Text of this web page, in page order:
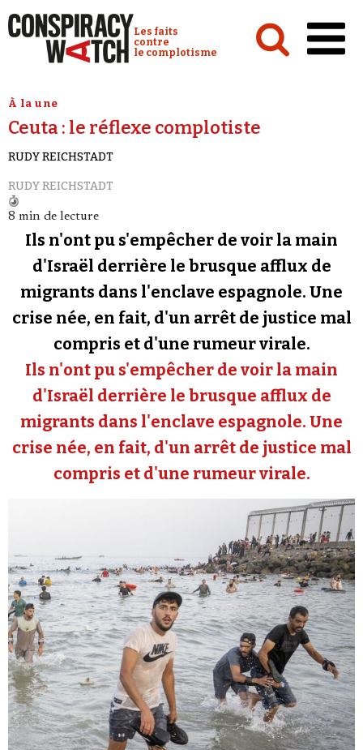
Conspiracy Watch :
Les faits
contre
le complotisme
Analyses
Conspipédia
Vidéos
Revues de presse
Newsletter
Faire un don
Demander à Vera
Se connecter
À la une
Ceuta : le réflexe complotiste
RUDY REICHSTADT
RUDY REICHSTADT
8 min de lecture
Ils n'ont pu s'empêcher de voir la main
d'Israël derrière le brusque afflux de
migrants dans l'enclave espagnole. Une
crise née, en fait, d'un arrêt de justice mal
compris et d'une rumeur virale.
Ils n'ont pu s'empêcher de voir la main
d'Israël derrière le brusque afflux de
migrants dans l'enclave espagnole. Une
crise née, en fait, d'un arrêt de justice mal
compris et d'une rumeur virale.